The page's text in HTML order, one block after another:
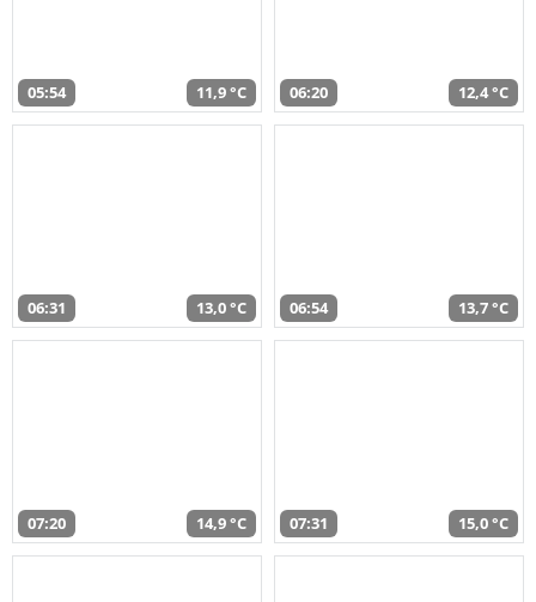
05:54 11,9 °C 06:20 12,4 °C
06:31 13,0 °C 06:54 13,7 °C
07:20 14,9 °C 07:31 15,0 °C